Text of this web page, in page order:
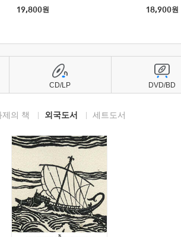
19,800원
18,900원
제의 책 외국도서 세트도서
CD/LP DVD/BD